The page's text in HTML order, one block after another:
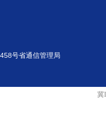
号省通信管理局
冀